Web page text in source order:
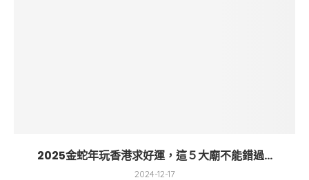
2025金蛇年玩香港求好運，這５大廟不能錯過...
2024-12-17